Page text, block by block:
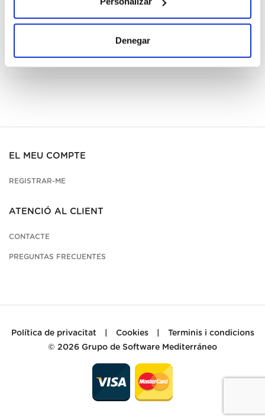
Denegar
No disponible, sol·licita ara
EL MEU COMPTE
REGISTRAR-ME
ATENCIÓ AL CLIENT
CONTACTE
PREGUNTAS FRECUENTES
Política de privacitat Cookies
Terminis i condicions
© 2026 Grupo de Software Mediterráneo